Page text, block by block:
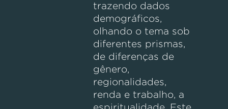
trazendo dados
demográficos,
olhando o tema sob
diferentes prismas,
de diferenças de
gênero,
regionalidades,
renda e trabalho, a